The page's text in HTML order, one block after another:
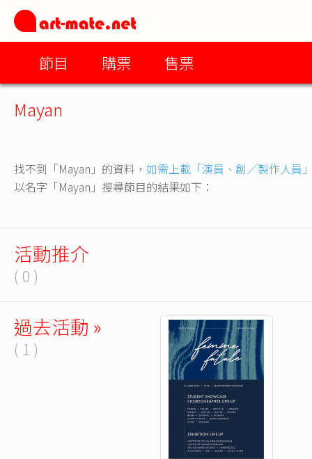
節目 購票 售票
Mayan
找不到「Mayan」的資料， 如需上載「演員、創／製作人員
以名字「Mayan」搜尋節目的結果如下：
活動推介
( 0 )
過去活動 »
( 1 )